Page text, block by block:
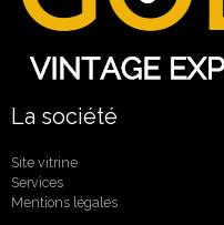
La société
Site vitrine
Services
Mentions légales